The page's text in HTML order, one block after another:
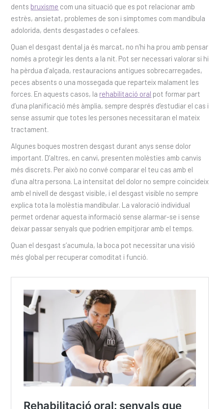
dents bruxisme com una situació que es pot relacionar amb
estrès, ansietat, problemes de son i símptomes com mandíbula
adolorida, dents desgastades o cefalees.
Quan el desgast dental ja és marcat, no n’hi ha prou amb pensar
només a protegir les dents a la nit. Pot ser necessari valorar si hi
ha pèrdua d’alçada, restauracions antigues sobrecarregades,
peces absents o una mossegada que reparteix malament les
forces. En aquests casos, la rehabilitació oral pot formar part
d’una planificació més àmplia, sempre després d’estudiar el cas i
sense assumir que totes les persones necessitaran el mateix
tractament.
Algunes boques mostren desgast durant anys sense dolor
important. D’altres, en canvi, presenten molèsties amb canvis
més discrets. Per això no convé comparar el teu cas amb el
d’una altra persona. La intensitat del dolor no sempre coincideix
amb el nivell de desgast visible, i el desgast visible no sempre
explica tota la molèstia mandibular. La valoració individual
permet ordenar aquesta informació sense alarmar-se i sense
deixar passar senyals que podrien empitjorar amb el temps.
Quan el desgast s’acumula, la boca pot necessitar una visió
més global per recuperar comoditat i funció.